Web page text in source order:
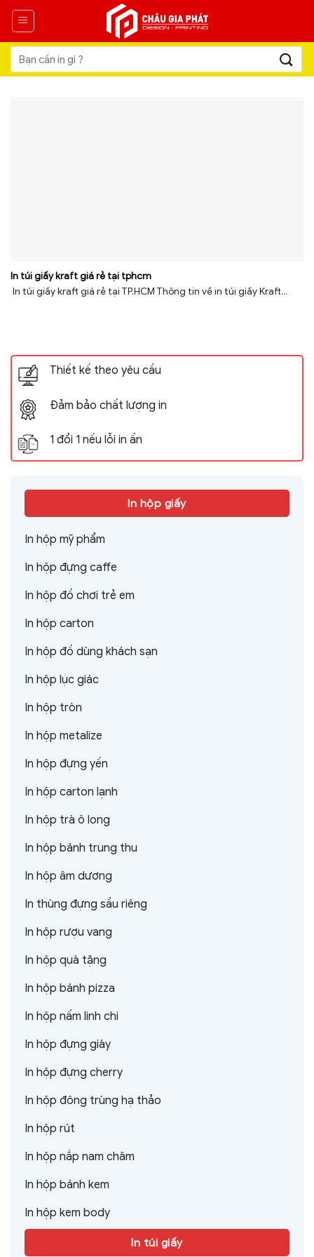
Skip
content
Tìm
kiếm:
In túi giấy kraft giá rẻ tại tphcm
In túi giấy kraft giá rẻ tại TP.HCM Thông tin về in túi giấy Kraft...
Thiết kế theo yêu cầu
Đảm bảo chất lượng in
1 đổi 1 nếu lỗi in ấn
In hộp giấy
In hộp mỹ phẩm
In hộp đựng caffe
In hộp đồ chơi trẻ em
In hộp carton
In hộp đồ dùng khách sạn
In hộp lục giác
In hộp tròn
In hộp metalize
In hộp đựng yến
In hộp carton lạnh
In hộp trà ô long
In hộp bánh trung thu
In hộp âm dương
In thùng đựng sầu riêng
In hộp rượu vang
In hộp quà tặng
In hộp bánh pizza
In hộp nấm linh chi
In hộp đựng giày
In hộp đựng cherry
In hộp đông trùng hạ thảo
In hộp rút
In hộp nắp nam châm
In hộp bánh kem
In hộp kem body
In túi giấy